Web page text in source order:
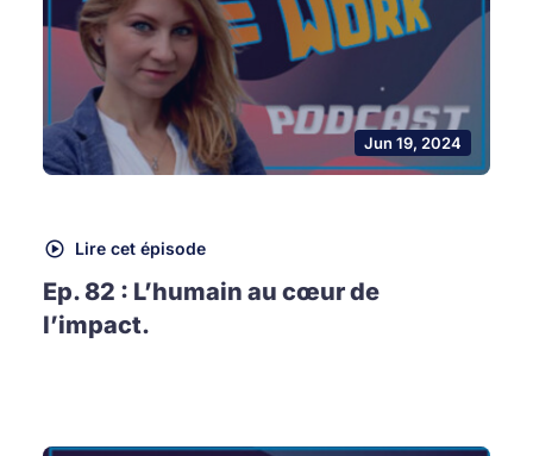
Jun 19, 2024
Lire cet épisode
Ep. 82 : L’humain au cœur de
l’impact.